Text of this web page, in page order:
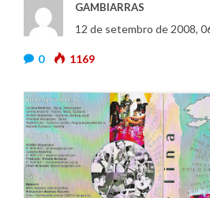
GAMBIARRAS
12 de setembro de 2008,
0 1169